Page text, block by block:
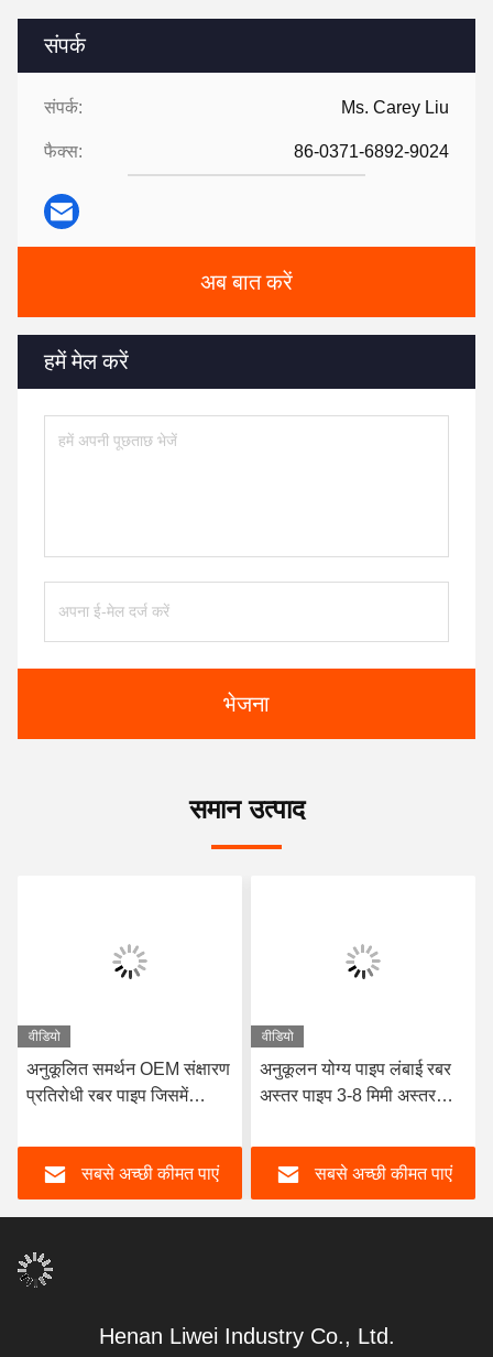
संपर्क
संपर्क: Ms. Carey Liu
फैक्स: 86-0371-6892-9024
अब बात करें
हमें मेल करें
भेजना
समान उत्पाद
वीडियो
अनुकूलित समर्थन OEM संक्षारण
प्रतिरोधी रबर पाइप जिसमें
Neoprene EPDM और
प्रदर्शन के लिए नाइट्राइल अस्तर
सामग्री है
सबसे अच्छी कीमत पाएं
वीडियो
अनुकूलन योग्य पाइप लंबाई रबर
अस्तर पाइप 3-8 मिमी अस्तर
संक्षारण प्रतिरोध प्रदान करता है
सबसे अच्छी कीमत पाएं
Henan Liwei Industry Co., Ltd.